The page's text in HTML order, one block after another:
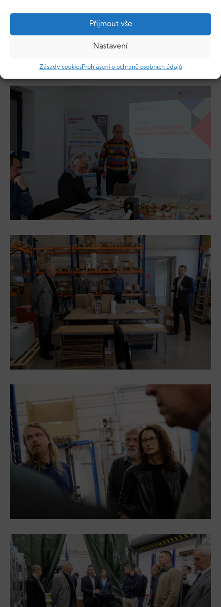
Přijmout vše
Nastavení
Zásady cookiesProhlášení o ochraně osobních údajů